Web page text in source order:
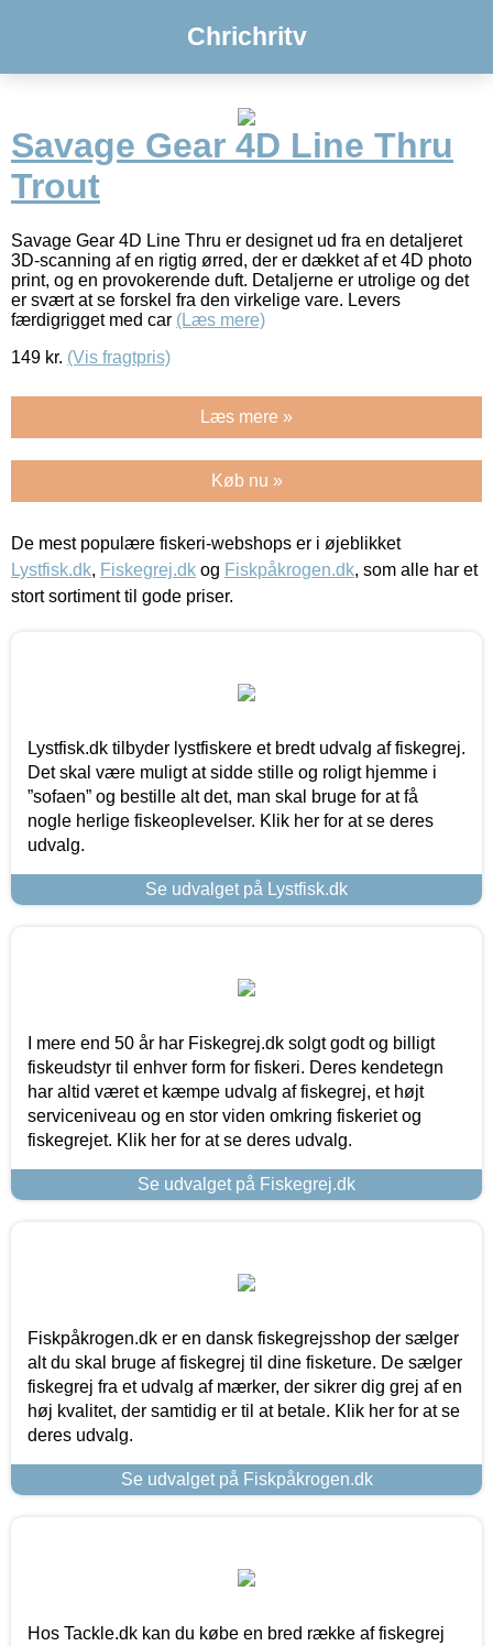
Chrichritv
Savage Gear 4D Line Thru
Trout
Savage Gear 4D Line Thru er designet ud fra en detaljeret
3D-scanning af en rigtig ørred, der er dækket af et 4D photo
print, og en provokerende duft. Detaljerne er utrolige og det
er svært at se forskel fra den virkelige vare. Levers
færdigrigget med car (Læs mere)
149 kr. (Vis fragtpris)
Læs mere »
Køb nu »
De mest populære fiskeri-webshops er i øjeblikket
Lystfisk.dk, Fiskegrej.dk og Fiskpåkrogen.dk, som alle har et
stort sortiment til gode priser.
Lystfisk.dk tilbyder lystfiskere et bredt udvalg af fiskegrej.
Det skal være muligt at sidde stille og roligt hjemme i
”sofaen” og bestille alt det, man skal bruge for at få
nogle herlige fiskeoplevelser. Klik her for at se deres
udvalg.
Se udvalget på Lystfisk.dk
I mere end 50 år har Fiskegrej.dk solgt godt og billigt
fiskeudstyr til enhver form for fiskeri. Deres kendetegn
har altid været et kæmpe udvalg af fiskegrej, et højt
serviceniveau og en stor viden omkring fiskeriet og
fiskegrejet. Klik her for at se deres udvalg.
Se udvalget på Fiskegrej.dk
Fiskpåkrogen.dk er en dansk fiskegrejsshop der sælger
alt du skal bruge af fiskegrej til dine fisketure. De sælger
fiskegrej fra et udvalg af mærker, der sikrer dig grej af en
høj kvalitet, der samtidig er til at betale. Klik her for at se
deres udvalg.
Se udvalget på Fiskpåkrogen.dk
Hos Tackle.dk kan du købe en bred række af fiskegrej